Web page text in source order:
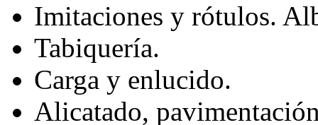
Imitaciones y rótulos.
Tabiquería.
Carga y enlucido.
Alicatado,